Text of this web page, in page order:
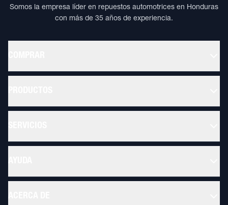
Somos la empresa líder en repuestos automotrices en Honduras
con más de 35 años de experiencia.